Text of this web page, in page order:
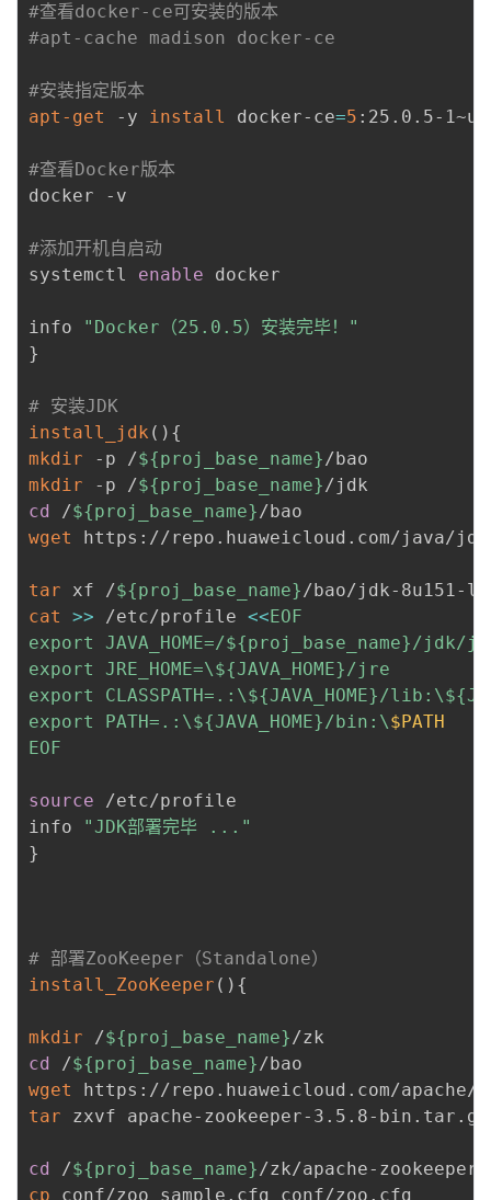
#查看docker-ce可安装的版本
#apt-cache madison docker-ce
#安装指定版本
apt-get
-y install docker-ce=5 :25.0.5-
#查看Docker版本
docker -v
#添加开机自启动
systemctl enable docker
info
"Docker（25.0.5）安装完毕！"
}
# 安装JDK
install_jdk ( ) {
mkdir -p /${proj_base_name}
mkdir -p /${proj_base_name}
cd
/${proj_base_name}
wget
https://repo.huaweicloud.com/java/
tar xf /${proj_base_name}/bao/jdk-8u151-
cat
>> /etc/profile << EOF
export JAVA_HOME=/${proj_base_name}/jdk/
export JRE_HOME=\${JAVA_HOME}/jre
export CLASSPATH=.:\${JAVA_HOME}/lib:\
export PATH=.:\${JAVA_HOME}/bin:\$PATH
EOF
source /etc/profile
info
"JDK部署完毕 ..."
}
# 部署ZooKeeper（Standalone）
install_ZooKeeper ( ) {
mkdir /${proj_base_name}
cd
/${proj_base_name}
wget
tar zxvf apache-zookeeper-3.5.8-
cd /${proj_base_name}
cp